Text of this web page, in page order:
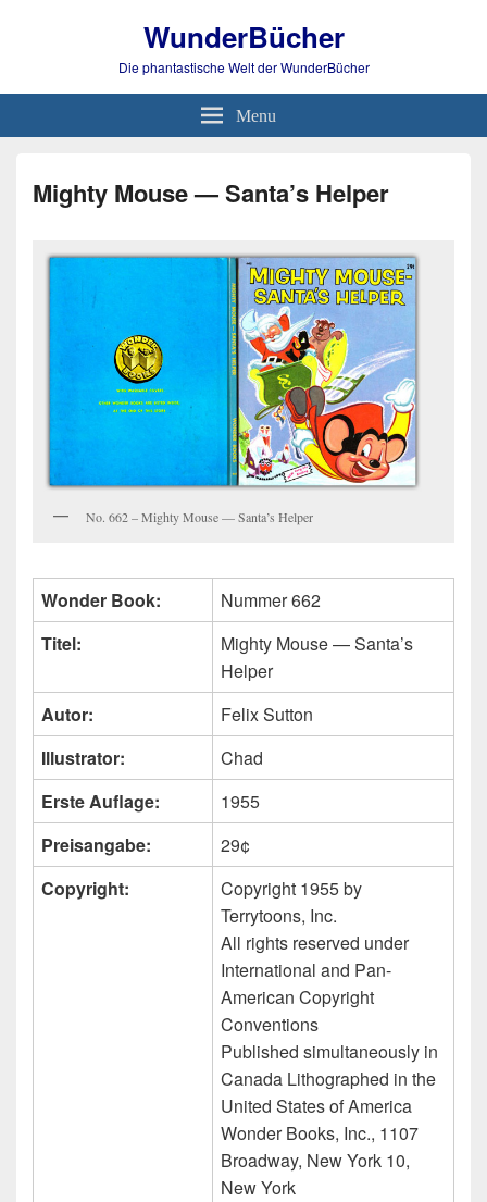
WunderBücher
Die phantastische Welt der WunderBücher
Menu
Mighty Mouse — Santa’s Helper
No. 662 – Mighty Mouse — Santa’s Helper
Wonder Book:
Nummer 662
Titel:
Mighty Mouse — Santa’s
Helper
Autor:
Felix Sutton
Illustrator:
Chad
Erste Auflage:
1955
Preisangabe:
29¢
Copyright:
Copyright 1955 by
Terrytoons, Inc.
All rights reserved under
International and Pan-
American Copyright
Conventions
Published simultaneously in
Canada Lithographed in the
United States of America
Wonder Books, Inc., 1107
Broadway, New York 10,
New York